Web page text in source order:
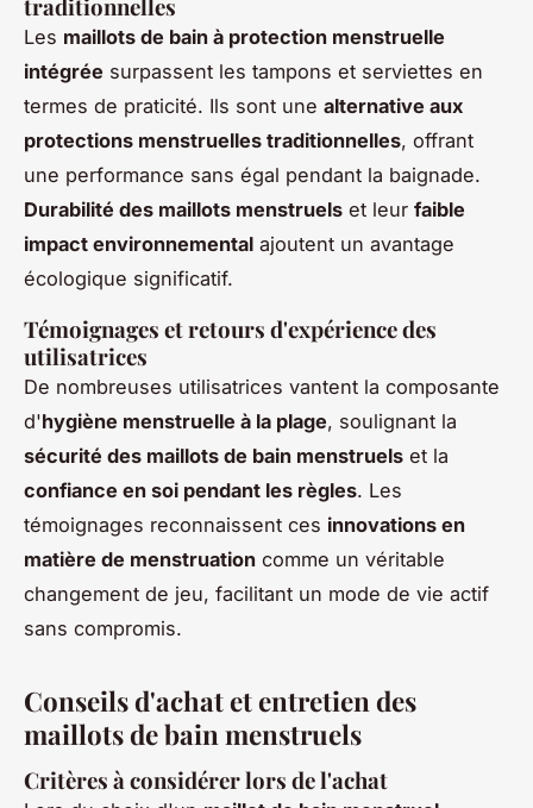
traditionnelles
Les maillots de bain à protection menstruelle
intégrée surpassent les tampons et serviettes en
termes de praticité. Ils sont une alternative aux
protections menstruelles traditionnelles, offrant
une performance sans égal pendant la baignade.
Durabilité des maillots menstruels et leur faible
impact environnemental ajoutent un avantage
écologique significatif.
Témoignages et retours d'expérience des
utilisatrices
De nombreuses utilisatrices vantent la composante
d'hygiène menstruelle à la plage, soulignant la
sécurité des maillots de bain menstruels et la
confiance en soi pendant les règles. Les
témoignages reconnaissent ces innovations en
matière de menstruation comme un véritable
changement de jeu, facilitant un mode de vie actif
sans compromis.
Conseils d'achat et entretien des
maillots de bain menstruels
Critères à considérer lors de l'achat